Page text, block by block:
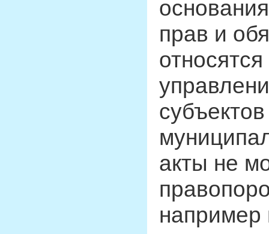
прав и
акты не
например